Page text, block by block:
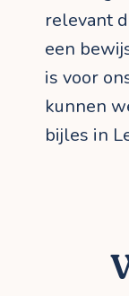
relevant
een
is voor
kunnen
bijles in